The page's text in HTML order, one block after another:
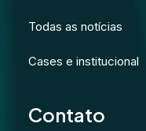
Todas as notícias
Cases e institucional
Contato